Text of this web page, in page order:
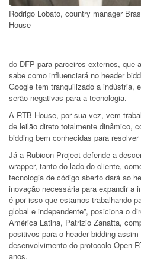
Rodrigo Lobato, country manager
House
do DFP para parceiros externos, que
sabe como influenciará no header
Google tem tranquilizado a indústria,
serão negativas para a tecnologia.
A RTB House, por sua vez, vem
de leilão direto totalmente dinâmico,
bidding bem conhecidas para
Já a Rubicon Project defende a
wrapper, tanto do lado do cliente,
tecnologia de código aberto dará ao
inovação necessária para expandir a
é por isso que estamos trabalhando
global e independente”, posiciona o
América Latina, Patrizio Zanatta,
positivos para o header bidding
desenvolvimento do protocolo Open
anos.